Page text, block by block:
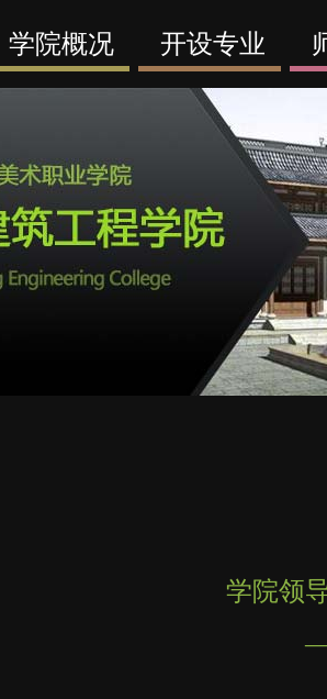
学院概况 开设专业
学院领